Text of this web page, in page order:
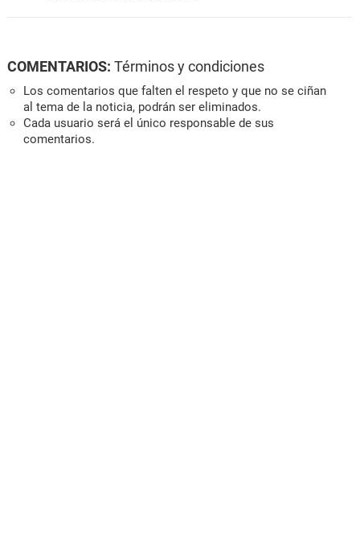
COMENTARIOS: Términos y condiciones
Los comentarios que falten el respeto y que no se ciñan
al tema de la noticia, podrán ser eliminados.
Cada usuario será el único responsable de sus
comentarios.